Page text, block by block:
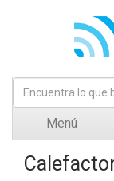
Menú